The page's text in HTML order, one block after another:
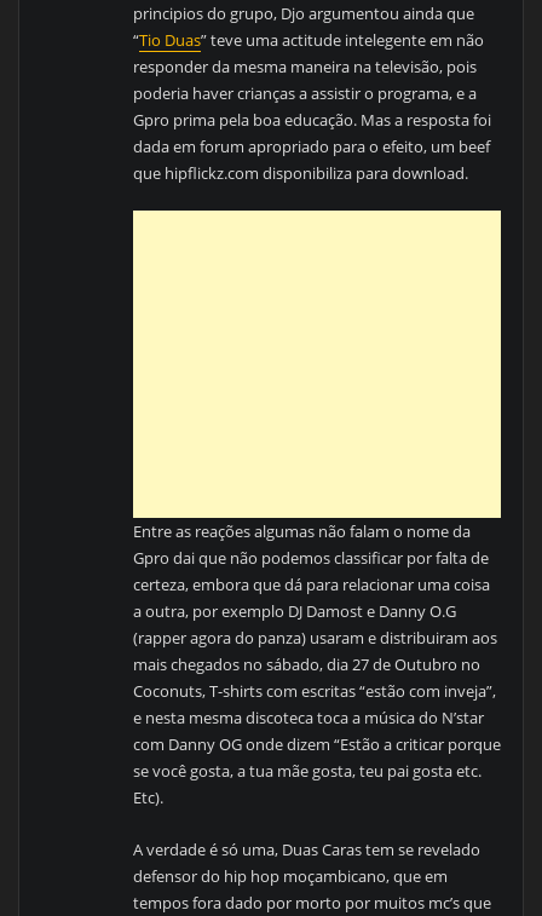
principios do grupo, Djo argumentou ainda que
“Tio Duas” teve uma actitude intelegente em não
responder da mesma maneira na televisão, pois
poderia haver crianças a assistir o programa, e a
Gpro prima pela boa educação. Mas a resposta foi
dada em forum apropriado para o efeito, um beef
que hipflickz.com disponibiliza para download.
Entre as reações algumas não falam o nome da
Gpro dai que não podemos classificar por falta de
certeza, embora que dá para relacionar uma coisa
a outra, por exemplo DJ Damost e Danny O.G
(rapper agora do panza) usaram e distribuiram aos
mais chegados no sábado, dia 27 de Outubro no
Coconuts, T-shirts com escritas “estão com inveja”,
e nesta mesma discoteca toca a música do N’star
com Danny OG onde dizem “Estão a criticar porque
se você gosta, a tua mãe gosta, teu pai gosta etc.
Etc).
A verdade é só uma, Duas Caras tem se revelado
defensor do hip hop moçambicano, que em
tempos fora dado por morto por muitos mc’s que